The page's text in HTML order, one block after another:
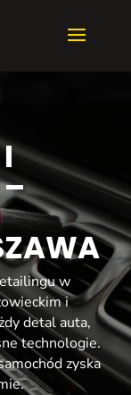
–
w
i
detal auta,
technologie.
zyska